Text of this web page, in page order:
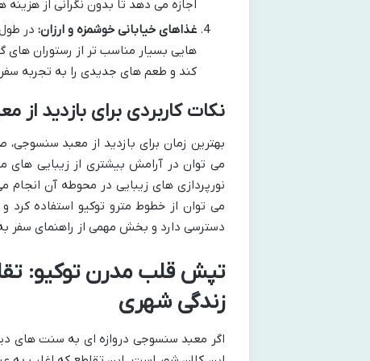
اجازه می دهد تا بدون نگرانی از هزینه
غذاهای خیابانی خوشمزه و ارزان: در
هایی بسیار مناسب تر از رستوران
کند و طعم های جدیدی را به تجربه
نکات کاربردی برای بازدید
بهترین زمان برای بازدید از معبد
می توان در آرامش بیشتری از زیبایی
نورپردازی های زیبایی در محوطه آن
می توان از خطوط مترو توکیو استفاده کرد
دسترسی دارد و بخش مهمی از راهنمای سفر
زندگی شهری
اگر معبد سنسوجی دروازه ای به سنت های